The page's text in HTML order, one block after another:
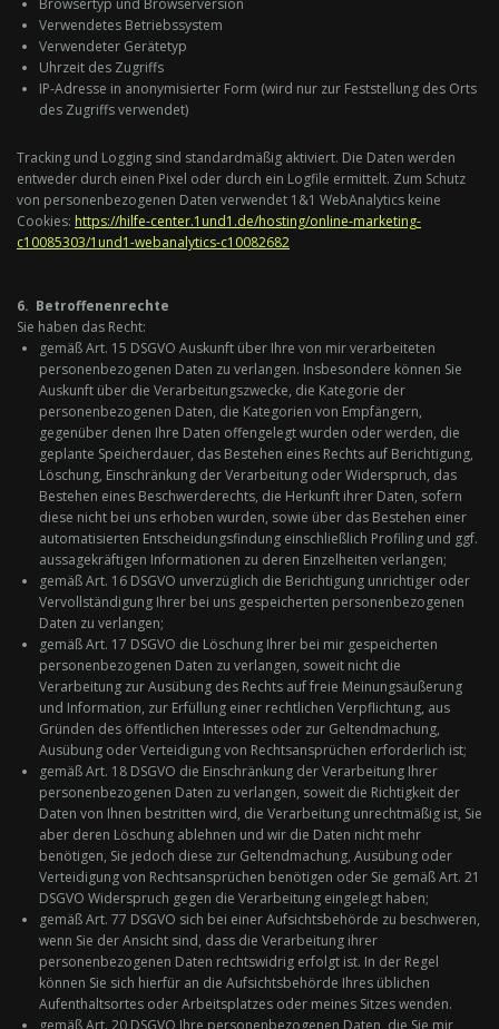
Browsertyp und Browserversion
Verwendetes Betriebssystem
Verwendeter Gerätetyp
Uhrzeit des Zugriffs
IP-Adresse in anonymisierter Form (wird nur zur Feststellung des Orts
des Zugriffs verwendet)
Tracking und Logging sind standardmäßig aktiviert. Die Daten werden
entweder durch einen Pixel oder durch ein Logfile ermittelt. Zum Schutz
von personenbezogenen Daten verwendet 1&1 WebAnalytics keine
Cookies: https://hilfe-center.1und1.de/hosting/online-marketing-
c10085303/1und1-webanalytics-c10082682
6. Betroffenenrechte
Sie haben das Recht:
gemäß Art. 15 DSGVO Auskunft über Ihre von mir verarbeiteten
personenbezogenen Daten zu verlangen. Insbesondere können Sie
Auskunft über die Verarbeitungszwecke, die Kategorie der
personenbezogenen Daten, die Kategorien von Empfängern,
gegenüber denen Ihre Daten offengelegt wurden oder werden, die
geplante Speicherdauer, das Bestehen eines Rechts auf Berichtigung,
Löschung, Einschränkung der Verarbeitung oder Widerspruch, das
Bestehen eines Beschwerderechts, die Herkunft ihrer Daten, sofern
diese nicht bei uns erhoben wurden, sowie über das Bestehen einer
automatisierten Entscheidungsfindung einschließlich Profiling und ggf.
aussagekräftigen Informationen zu deren Einzelheiten verlangen;
gemäß Art. 16 DSGVO unverzüglich die Berichtigung unrichtiger oder
Vervollständigung Ihrer bei uns gespeicherten personenbezogenen
Daten zu verlangen;
gemäß Art. 17 DSGVO die Löschung Ihrer bei mir gespeicherten
personenbezogenen Daten zu verlangen, soweit nicht die
Verarbeitung zur Ausübung des Rechts auf freie Meinungsäußerung
und Information, zur Erfüllung einer rechtlichen Verpflichtung, aus
Gründen des öffentlichen Interesses oder zur Geltendmachung,
Ausübung oder Verteidigung von Rechtsansprüchen erforderlich ist;
gemäß Art. 18 DSGVO die Einschränkung der Verarbeitung Ihrer
personenbezogenen Daten zu verlangen, soweit die Richtigkeit der
Daten von Ihnen bestritten wird, die Verarbeitung unrechtmäßig ist, Sie
aber deren Löschung ablehnen und wir die Daten nicht mehr
benötigen, Sie jedoch diese zur Geltendmachung, Ausübung oder
Verteidigung von Rechtsansprüchen benötigen oder Sie gemäß Art. 21
DSGVO Widerspruch gegen die Verarbeitung eingelegt haben;
gemäß Art. 77 DSGVO sich bei einer Aufsichtsbehörde zu beschweren,
wenn Sie der Ansicht sind, dass die Verarbeitung ihrer
personenbezogenen Daten rechtswidrig erfolgt ist. In der Regel
können Sie sich hierfür an die Aufsichtsbehörde Ihres üblichen
Aufenthaltsortes oder Arbeitsplatzes oder meines Sitzes wenden.
gemäß Art. 20 DSGVO Ihre personenbezogenen Daten, die Sie mir